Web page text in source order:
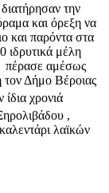
την
και όρεξη να
και παρόντα στα
ιδρυτικά μέλη
πέρασε αμέσως
τον Δήμο Βέροιας
χρονιά
,
λαϊκών